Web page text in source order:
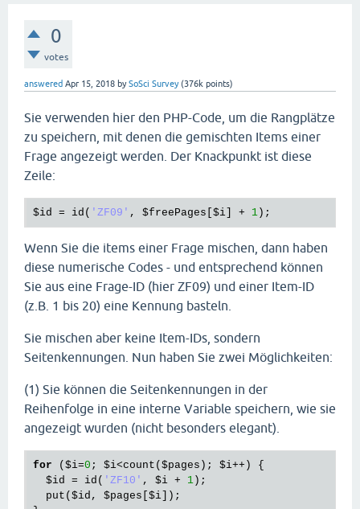
0
votes
answered Apr 15, 2018 bySoSci Survey (376k points)
Sie verwenden hier den PHP-Code, um die Rangplätze
zu speichern, mit denen die gemischten Items einer
Frage angezeigt werden. Der Knackpunkt ist diese
Zeile:
$id = id ( 'ZF09' , $freePages [$i] + 1
Wenn Sie die items einer Frage mischen, dann haben
diese numerische Codes - und entsprechend können
Sie aus eine Frage-ID (hier ZF09) und einer Item-ID
(z.B. 1 bis 20) eine Kennung basteln.
Sie mischen aber keine Item-IDs, sondern
Seitenkennungen. Nun haben Sie zwei Möglichkeiten:
(1) Sie können die Seitenkennungen in der
Reihenfolge in eine interne Variable speichern, wie sie
angezeigt wurden (nicht besonders elegant).
for ($i=0 ; $i<count ($pages ); $i++) {
$id
= id ( 'ZF10' , $i + 1);
put ($id , $pages [$i]);